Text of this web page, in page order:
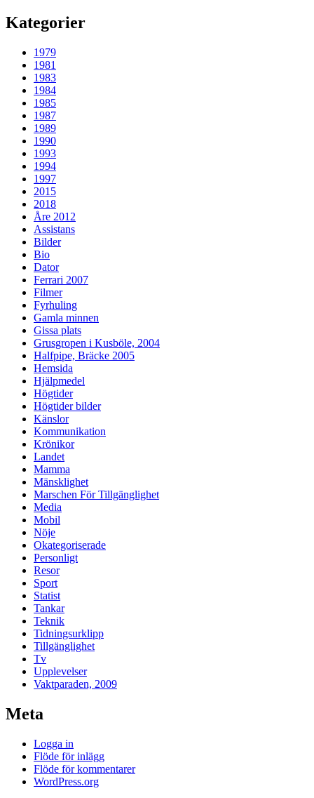
Kategorier
1979
1981
1983
1984
1985
1987
1989
1990
1993
1994
1997
2015
2018
Åre 2012
Assistans
Bilder
Bio
Dator
Ferrari 2007
Filmer
Fyrhuling
Gamla minnen
Gissa plats
Grusgropen i Kusböle, 2004
Halfpipe, Bräcke 2005
Hemsida
Hjälpmedel
Högtider
Högtider bilder
Känslor
Kommunikation
Krönikor
Landet
Mamma
Mänsklighet
Marschen För Tillgänglighet
Media
Mobil
Nöje
Okategoriserade
Personligt
Resor
Sport
Statist
Tankar
Teknik
Tidningsurklipp
Tillgänglighet
Tv
Upplevelser
Vaktparaden, 2009
Meta
Logga in
Flöde för inlägg
Flöde för kommentarer
WordPress.org